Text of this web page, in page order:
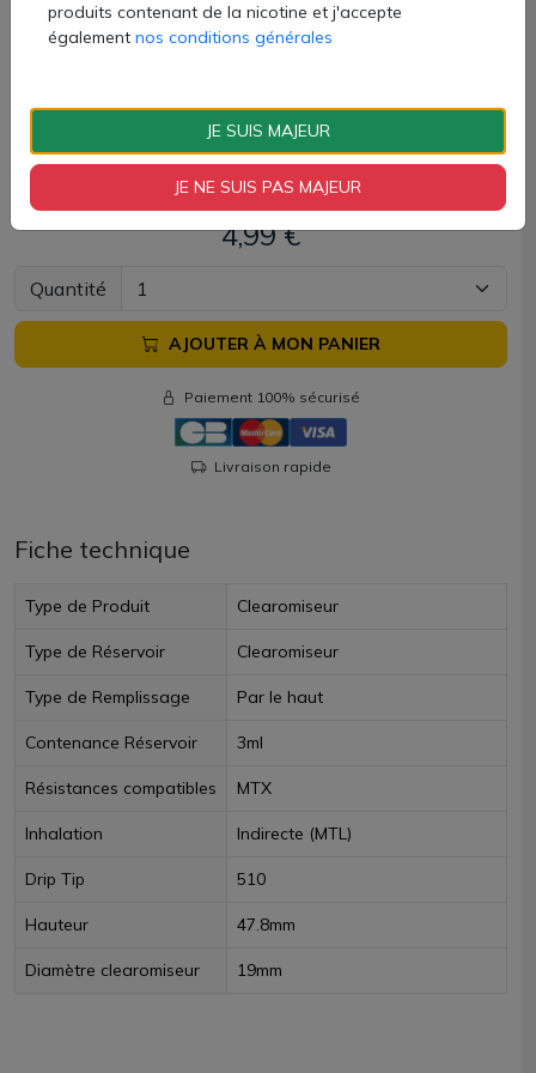
de nombreux coloris.
1 atomiseur iTank M (3ml)
1 résistance MTX 1.2ohm
1 manuel d'utilisation
4,99 €
Quantité
AJOUTER À MON PANIER
Paiement 100% sécurisé
Livraison rapide
Fiche technique
Type de Produit Clearomiseur
Type de Réservoir Clearomiseur
Type de Remplissage Par le haut
Contenance Réservoir 3ml
Résistances compatibles MTX
Inhalation Indirecte (MTL)
Drip Tip 510
Hauteur 47.8mm
Diamètre clearomiseur 19mm
produits contenant de la nicotine et j'accepte
également nos conditions générales
JE SUIS MAJEUR
JE NE SUIS PAS MAJEUR